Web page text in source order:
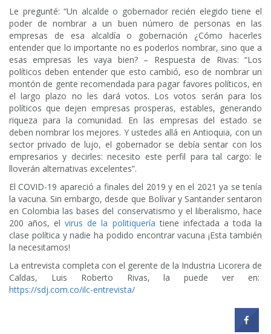
Le pregunté: “Un alcalde o gobernador recién elegido tiene el
poder de nombrar a un buen número de personas en las
empresas de esa alcaldía o gobernación ¿Cómo hacerles
entender que lo importante no es poderlos nombrar, sino que a
esas empresas les vaya bien? – Respuesta de Rivas: “Los
políticos deben entender que esto cambió, eso de nombrar un
montón de gente recomendada para pagar favores políticos, en
el largo plazo no les dará votos. Los votos serán para los
políticos que dejen empresas prosperas, estables, generando
riqueza para la comunidad. En las empresas del estado se
deben nombrar los mejores. Y ustedes allá en Antioquia, con un
sector privado de lujo, el gobernador se debía sentar con los
empresarios y decirles: necesito este perfil para tal cargo: le
lloverán alternativas excelentes”.
El COVID-19 apareció a finales del 2019 y en el 2021 ya se tenía
la vacuna. Sin embargo, desde que Bolívar y Santander sentaron
en Colombia las bases del conservatismo y el liberalismo, hace
200 años, elvirus de la politiquería tiene infectada a toda la
clase política y nadie ha podido encontrar vacuna ¡Esta también
la necesitamos!
La entrevista completa con el gerente de la Industria Licorera de
Caldas, Luis Roberto Rivas, la puede ver en:
https://sdj.com.co/ilc-entrevista/